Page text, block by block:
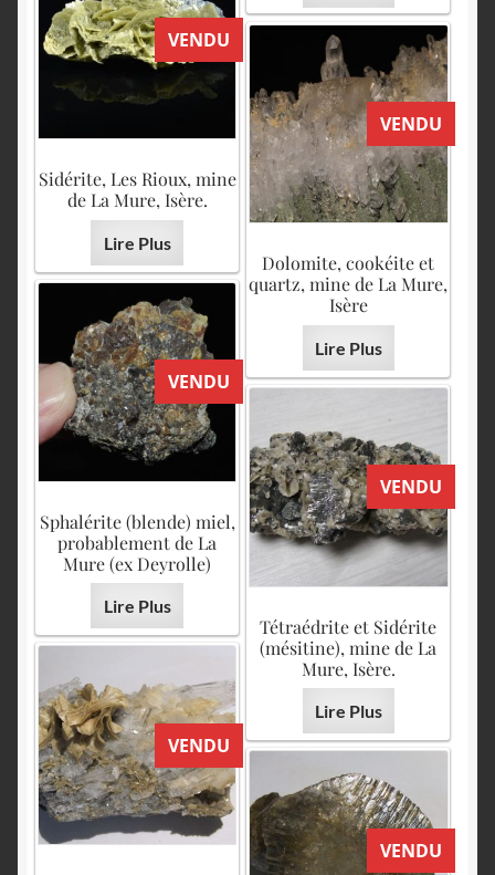
VENDU
Sidérite, Les Rioux, mine
de La Mure, Isère.
Lire Plus
VENDU
Dolomite, cookéite et
quartz, mine de La Mure,
Isère
Lire Plus
VENDU
Sphalérite (blende) miel,
probablement de La
Mure (ex Deyrolle)
Lire Plus
VENDU
Tétraédrite et Sidérite
(mésitine), mine de La
Mure, Isère.
Lire Plus
VENDU
VENDU